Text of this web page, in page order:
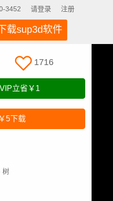
3452 请登录 注册
载sup3d软件
1716
立省 ￥1
￥5下载
树